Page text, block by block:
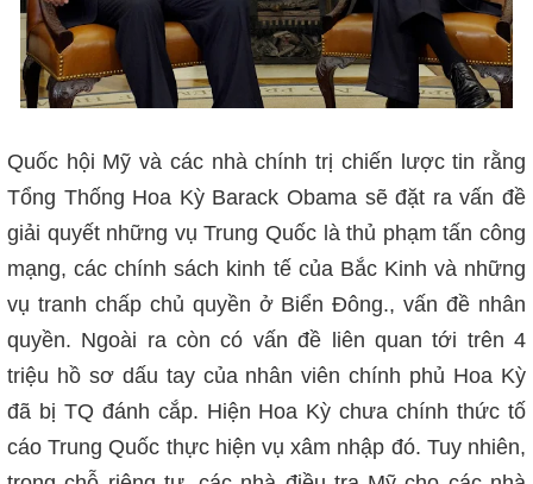
Quốc hội Mỹ và các nhà chính trị chiến lược tin rằng
Tổng Thống Hoa Kỳ Barack Obama sẽ đặt ra vấn đề
giải quyết những vụ Trung Quốc là thủ phạm tấn công
mạng, các chính sách kinh tế của Bắc Kinh và những
vụ tranh chấp chủ quyền ở Biển Đông., vấn đề nhân
quyền. Ngoài ra còn có vấn đề liên quan tới trên 4
triệu hồ sơ dấu tay của nhân viên chính phủ Hoa Kỳ
đã bị TQ đánh cắp. Hiện Hoa Kỳ chưa chính thức tố
cáo Trung Quốc thực hiện vụ xâm nhập đó. Tuy nhiên,